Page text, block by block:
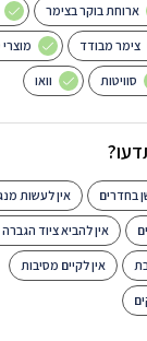
ארוחת בוקר בצימר
צימר מבודד
סוויטות וואו
בחדרים אין לעשות
אין להביא ציוד הגברה
אין לקיים מסיבות